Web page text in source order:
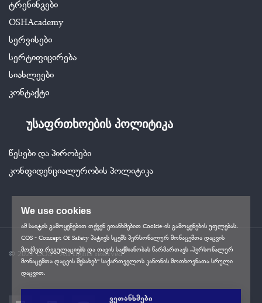
ტრენინგები
OSHAcademy
სერვისები
სერტიფიცირება
სიახლეები
კონტაქტი
უსაფრთხოების პოლიტიკა
წესები და პირობები
კონფიდენციალურობის პოლიტიკა
© 2022 COS - All rights reserved
We use cookies
ამ საიტის გამოყენებით თქვენ ეთანხმებით Cookie-ის გამოყენების უფლებას.
COS - Concept Of Safety პატივს სცემს პერსონალურ მონაცემთა დაცვის
მოქმედ რეგულაციებს და თავის საქმიანობას წარმართავს „პერსონალურ
მონაცემთა დაცვის შესახებ“ საქართველოს კანონის მოთხოვნათა სრული
დაცვით.
ᲕᲔᲗᲐᲜᲮᲛᲔᲑᲘ